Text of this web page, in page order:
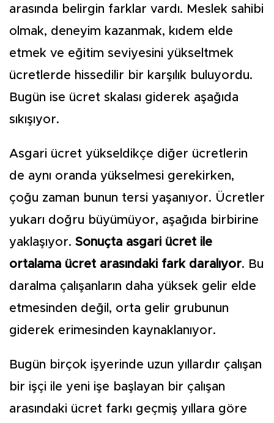
arasında belirgin farklar vardı. Meslek sahibi
ol­mak, deneyim kazanmak, kıdem elde
etmek ve eğitim seviyesini yükseltmek
ücretlerde hissedi­lir bir karşılık buluyordu.
Bugün ise ücret skalası giderek aşağıda
sıkışıyor.
Asgari ücret yükseldikçe diğer ücretlerin
de aynı oranda yük­selmesi gerekirken,
çoğu zaman bunun tersi yaşanıyor. Ücretler
yukarı doğru büyümüyor, aşağı­da birbirine
yaklaşıyor. Sonuç­ta asgari ücret ile
ortalama ücret arasındaki fark daralıyor. Bu
da­ralma çalışanların daha yüksek gelir elde
etmesinden değil, orta gelir grubunun
giderek erimesin­den kaynaklanıyor.
Bugün birçok işyerinde uzun yıllardır çalışan
bir işçi ile yeni işe başlayan bir çalışan
arasında­ki ücret farkı geçmiş yıllara göre